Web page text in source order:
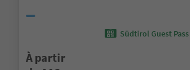
Südtirol Guest Pass
À partir